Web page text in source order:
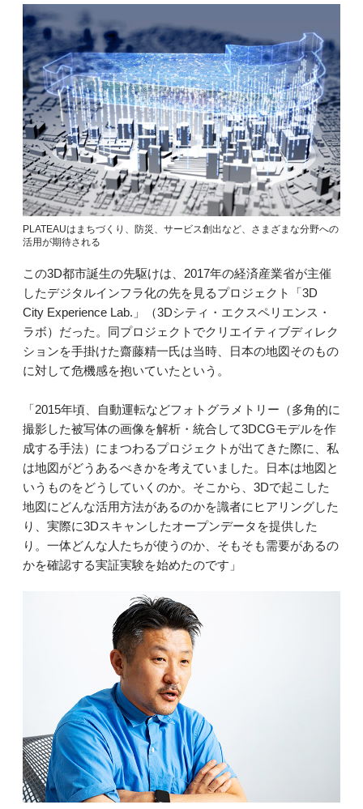
PLATEAUはまちづくり、防災、サービス創出など、さまざまな分野への
活用が期待される
この3D都市誕生の先駆けは、2017年の経済産業省が主催
したデジタルインフラ化の先を見るプロジェクト「3D
City Experience Lab.」（3Dシティ・エクスペリエンス・
ラボ）だった。同プロジェクトでクリエイティブディレク
ションを手掛けた齋藤精一氏は当時、日本の地図そのもの
に対して危機感を抱いていたという。
「2015年頃、自動運転などフォトグラメトリー（多角的に
撮影した被写体の画像を解析・統合して3DCGモデルを作
成する手法）にまつわるプロジェクトが出てきた際に、私
は地図がどうあるべきかを考えていました。日本は地図と
いうものをどうしていくのか。そこから、3Dで起こした
地図にどんな活用方法があるのかを識者にヒアリングした
り、実際に3Dスキャンしたオープンデータを提供した
り。一体どんな人たちが使うのか、そもそも需要があるの
かを確認する実証実験を始めたのです」